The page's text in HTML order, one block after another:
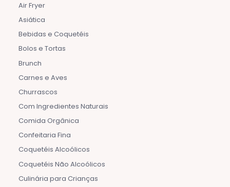
Air Fryer
Asiática
Bebidas e Coquetéis
Bolos e Tortas
Brunch
Carnes e Aves
Churrascos
Com Ingredientes Naturais
Comida Orgânica
Confeitaria Fina
Coquetéis Alcoólicos
Coquetéis Não Alcoólicos
Culinária para Crianças